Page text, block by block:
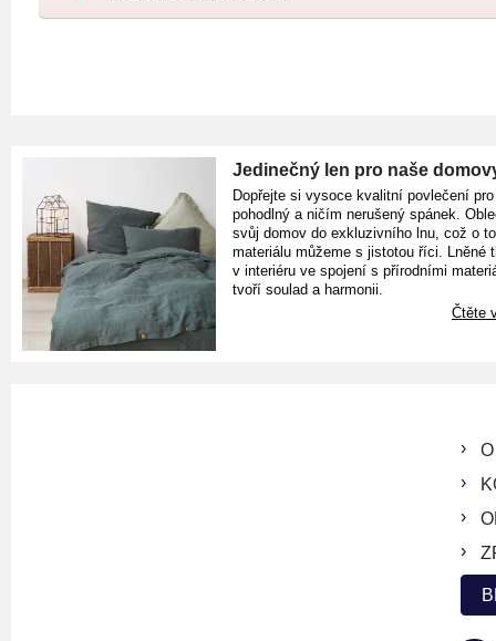
Jedinečný len pro naše
Dopřejte si vysoce kvalitní povlečení pro
pohodlný a ničím nerušený spánek.
svůj domov do exkluzivního lnu, což o
materiálu můžeme s jistotou říci. Lněné
v interiéru ve spojení s přírodními
tvoří soulad a harmonii.
Čtěte